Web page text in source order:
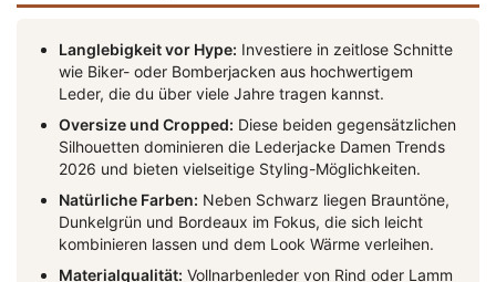
Langlebigkeit vor Hype: Investiere in zeitlose Schnitte
wie Biker- oder Bomberjacken aus hochwertigem
Leder, die du über viele Jahre tragen kannst.
Oversize und Cropped: Diese beiden gegensätzlichen
Silhouetten dominieren die Lederjacke Damen Trends
2026 und bieten vielseitige Styling-Möglichkeiten.
Natürliche Farben: Neben Schwarz liegen Brauntöne,
Dunkelgrün und Bordeaux im Fokus, die sich leicht
kombinieren lassen und dem Look Wärme verleihen.
Materialqualität: Vollnarbenleder von Rind oder Lamm